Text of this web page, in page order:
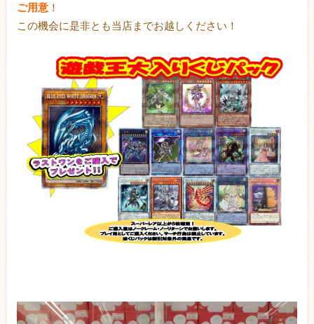
ご用意！
この機会に是非とも当店までお越しください！